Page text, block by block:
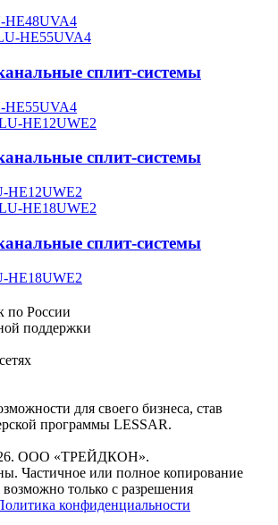
HE48UVA4
сплит-системы
HE55UVA4
сплит-системы
HE12UWE2
сплит-системы
HE18UWE2
по России
поддержки
для своего бизнеса, став
программы LESSAR.
ООО «ТРЕЙДКОН».
Частичное или полное копирование
только с разрешения
конфиденциальности